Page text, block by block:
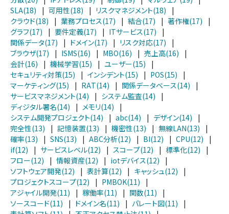
SLA(18)
| 可用性(18) | リスクマネジメント(18)
|
クラウド(18)
| 業務プロセス(17) | 結合(17) | 著作権(17)
|
グラフ(17)
| 要件定義(17) | ITサービス(17)
|
関係データ(17)
| ドメイン(17) | リスク対応(17)
|
ブラウザ(17)
| ISMS(16) | MBO(16) | 売上高(16)
|
会計(16)
| 機械学習(15) | ユーザー(15)
|
セキュリティ対策(15)
| インシデント(15) | POS(15)
|
マーケティング(15)
| RAT(14) | 関係データベース(14)
|
サービスマネジメント(14)
| システム監査(14)
|
ディジタル署名(14)
| メモリ(14)
|
システム開発プロジェクト(14)
| abc(14) | デザイン(14)
|
完全性(13)
| 記憶装置(13) | 機密性(13) | 無線LAN(13)
|
確率(13)
| SNS(13) | ABC分析(12) | BI(12) | CPU(12)
|
if(12)
| サービスレベル(12) | スコープ(12) | 標準化(12)
|
フロー(12)
| 情報資産(12) | iotデバイス(12)
|
ソフトウェア開発(12)
| 表計算(12) | キャッシュ(12)
|
プロジェクトスコープ(12)
| PMBOK(11)
|
アジャイル開発(11)
| 稼働率(11) | 関数(11)
|
ソースコード(11)
| ドメイン名(11) | パレート図(11)
|